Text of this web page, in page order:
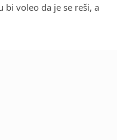
bi voleo da je se reši, a